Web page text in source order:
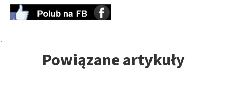
`
Powiązane artykuły